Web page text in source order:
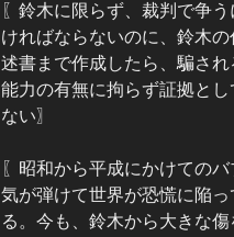
〖鈴木に限らず、裁判で争
ければならないのに、鈴木
述書まで作成したら、騙さ
能力の有無に拘らず証拠と
ない〗
〖昭和から平成にかけての
気が弾けて世界が恐慌に陥
る。今も、鈴木から大きな